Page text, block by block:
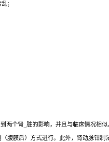
；
个肾_脏的影响，并且与临床情况相似
腹膜后）方式进行。此外，肾动脉钳